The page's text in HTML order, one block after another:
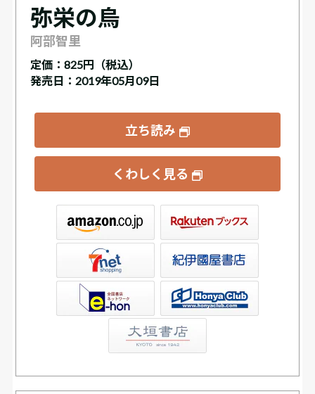
弥栄の烏
阿部智里
定価： 825円（税込）
発売日：2019年05月09日
立ち読み
くわしく見る
書店ウェブストア